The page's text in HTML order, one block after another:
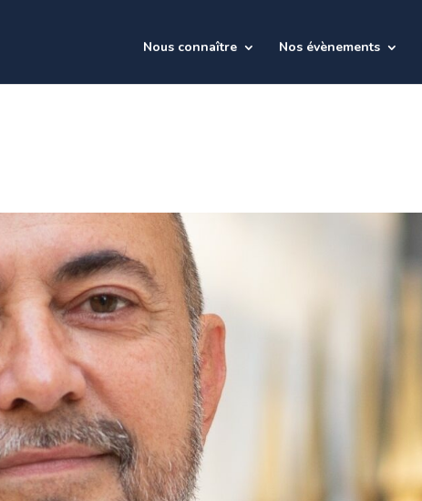
Nous connaître Nos évènements